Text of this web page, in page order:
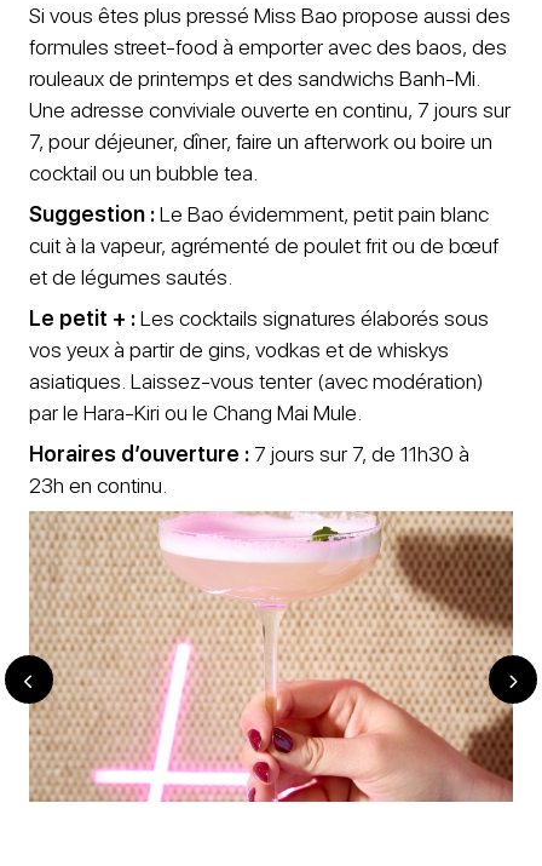
Si vous êtes plus pressé Miss Bao propose aussi des
formules street-food à emporter avec des baos, des
rouleaux de printemps et des sandwichs Banh-Mi.
Une adresse conviviale ouverte en continu, 7 jours sur
7, pour déjeuner, dîner, faire un afterwork ou boire un
cocktail ou un bubble tea.
Suggestion :Le Bao évidemment, petit pain blanc
cuit à la vapeur, agrémenté de poulet frit ou de bœuf
et de légumes sautés.
Le petit + :Les cocktails signatures élaborés sous
vos yeux à partir de gins, vodkas et de whiskys
asiatiques. Laissez-vous tenter (avec modération)
par le Hara-Kiri ou le Chang Mai Mule.
Horaires d’ouverture : 7 jours sur 7, de 11h30 à
23h en continu.